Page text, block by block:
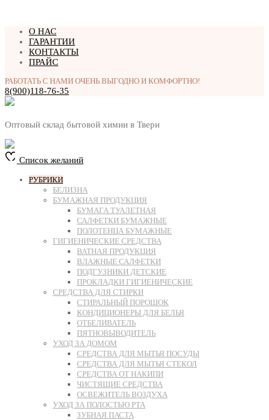
Перейти
содержимому
О НАС
ГАРАНТИИ
КОНТАКТЫ
ПРАЙС
РАБОТАТЬ С НАМИ ОЧЕНЬ ВЫГОДНО И КОМФОРТНО!
8(900)118-76-35
Оптовый склад бытовой химии в Твери
Список желаний
РУБРИКИ
БЕЛИЗНА
БУМАЖНАЯ ПРОДУКЦИЯ
БУМАГА ТУАЛЕТНАЯ
САЛФЕТКИ БУМАЖНЫЕ
ПОЛОТЕНЦА БУМАЖНЫЕ
ГИГИЕНИЧЕСКИЕ СРЕДСТВА
ВАТНАЯ ПРОДУКЦИЯ
ВЛАЖНЫЕ САЛФЕТКИ
ПОДГУЗНИКИ ДЕТСКИЕ
ПРОКЛАДКИ ГИГИЕНИЧЕСКИЕ
СРЕДСТВА ДЛЯ СТИРКИ
СТИРАЛЬНЫЙ ПОРОШОК
КОНДИЦИОНЕРЫ ДЛЯ БЕЛЬЯ
ОТБЕЛИВАТЕЛЬ
ПЯТНОВЫВОДИТЕЛЬ
УХОД ЗА ДОМОМ
СРЕДСТВА ДЛЯ МЫТЬЯ ПОСУДЫ
СРЕДСТВА ДЛЯ МЫТЬЯ СТЕКОЛ
СРЕДСТВА ОТ НАКИПИ
ЧИСТЯЩИЕ СРЕДСТВА
ОСВЕЖИТЕЛЬ ВОЗДУХА
УХОД ЗА ПОЛОСТЬЮ РТА
ЗУБНАЯ ПАСТА